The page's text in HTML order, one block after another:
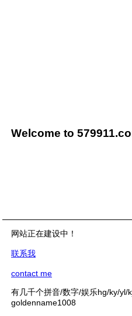
Welcome to
网站正在建设中！
联系我
contact me
有几千个拼音/数字/娱乐hg/ky/
goldenname1008